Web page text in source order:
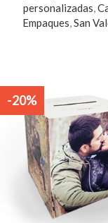
personalizadas,
Empaques,San
-20%